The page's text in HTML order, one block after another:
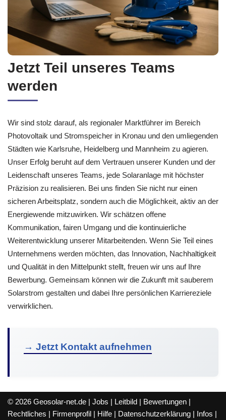
Jetzt Teil unseres Teams
werden
Wir sind stolz darauf, als regionaler Marktführer im Bereich
Photovoltaik und Stromspeicher in Kronau und den umliegenden
Städten wie Karlsruhe, Heidelberg und Mannheim zu agieren.
Unser Erfolg beruht auf dem Vertrauen unserer Kunden und der
Leidenschaft unseres Teams, jede Solaranlage mit höchster
Präzision zu realisieren. Bei uns finden Sie nicht nur einen
sicheren Arbeitsplatz, sondern auch die Möglichkeit, aktiv an der
Energiewende mitzuwirken. Wir schätzen offene
Kommunikation, fairen Umgang und die kontinuierliche
Weiterentwicklung unserer Mitarbeitenden. Wenn Sie Teil eines
Unternehmens werden möchten, das Innovation, Nachhaltigkeit
und Qualität in den Mittelpunkt stellt, freuen wir uns auf Ihre
Bewerbung. Gemeinsam können wir die Zukunft mit sauberem
Solarstrom gestalten und dabei Ihre persönlichen Karriereziele
verwirklichen.
→ Jetzt Kontakt aufnehmen
© 2026 Geosolar-net.de | Jobs | Leitbild | Bewertungen |
Rechtliches | Firmenprofil | Hilfe | Datenschutzerklärung | Infos |